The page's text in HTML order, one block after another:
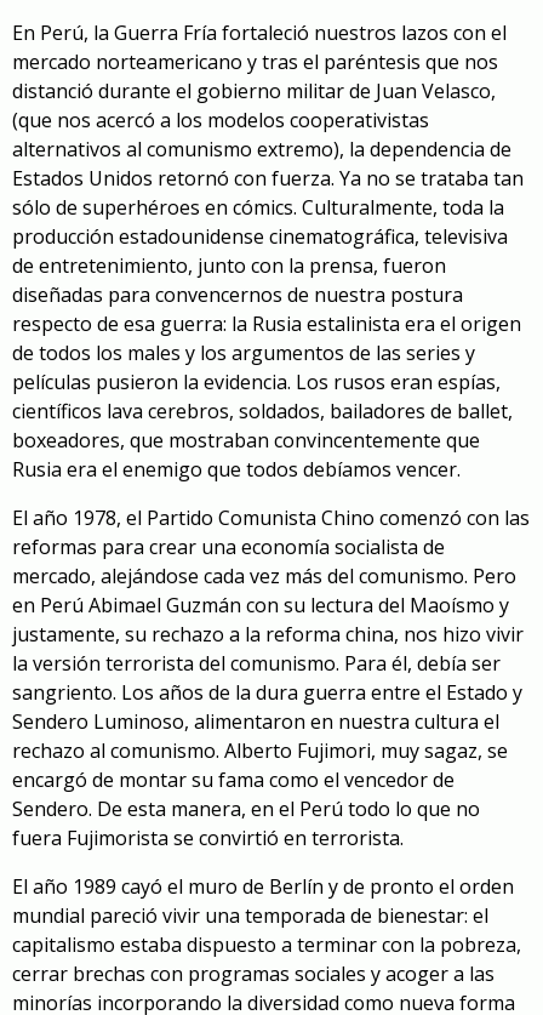
En Perú, la Guerra Fría fortaleció nuestros lazos con el
mercado norteamericano y tras el paréntesis que nos
distanció durante el gobierno militar de Juan Velasco,
(que nos acercó a los modelos cooperativistas
alternativos al comunismo extremo), la dependencia de
Estados Unidos retornó con fuerza. Ya no se trataba tan
sólo de superhéroes en cómics. Culturalmente, toda la
producción estadounidense cinematográfica, televisiva
de entretenimiento, junto con la prensa, fueron
diseñadas para convencernos de nuestra postura
respecto de esa guerra: la Rusia estalinista era el origen
de todos los males y los argumentos de las series y
películas pusieron la evidencia. Los rusos eran espías,
científicos lava cerebros, soldados, bailadores de ballet,
boxeadores, que mostraban convincentemente que
Rusia era el enemigo que todos debíamos vencer.
El año 1978, el Partido Comunista Chino comenzó con las
reformas para crear una economía socialista de
mercado, alejándose cada vez más del comunismo. Pero
en Perú Abimael Guzmán con su lectura del Maoísmo y
justamente, su rechazo a la reforma china, nos hizo vivir
la versión terrorista del comunismo. Para él, debía ser
sangriento. Los años de la dura guerra entre el Estado y
Sendero Luminoso, alimentaron en nuestra cultura el
rechazo al comunismo. Alberto Fujimori, muy sagaz, se
encargó de montar su fama como el vencedor de
Sendero. De esta manera, en el Perú todo lo que no
fuera Fujimorista se convirtió en terrorista.
El año 1989 cayó el muro de Berlín y de pronto el orden
mundial pareció vivir una temporada de bienestar: el
capitalismo estaba dispuesto a terminar con la pobreza,
cerrar brechas con programas sociales y acoger a las
minorías incorporando la diversidad como nueva forma